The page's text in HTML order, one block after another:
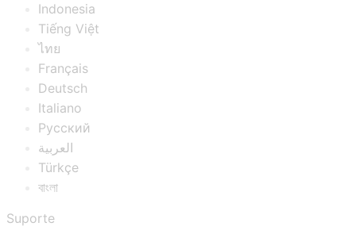
Indonesia
Tiếng Việt
ไทย
Français
Deutsch
Italiano
Русский
العربية
Türkçe
বাংলা
Suporte